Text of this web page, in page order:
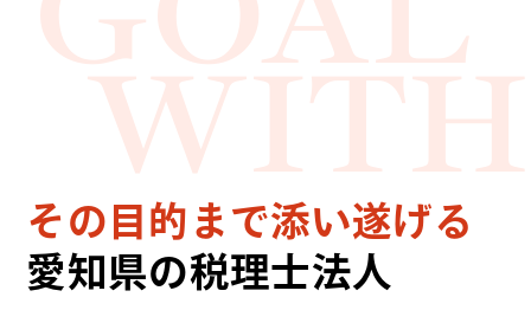
WITH
その目的まで添い遂げる
愛知県の税理士法人